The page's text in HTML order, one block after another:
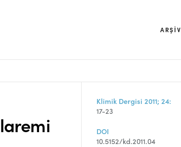
ARŞIV
Klimik Dergisi 2011; 24:
17-23
DOI
10.5152/kd.2011.04